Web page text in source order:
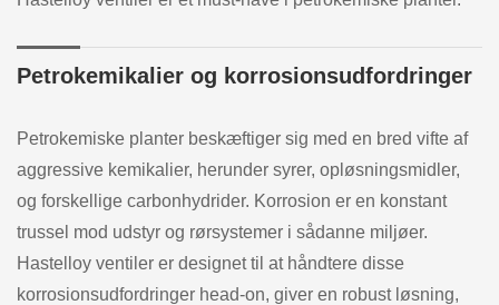
Petrokemikalier og korrosionsudfordringer
Petrokemiske planter beskæftiger sig med en bred vifte af
aggressive kemikalier, herunder syrer, opløsningsmidler,
og forskellige carbonhydrider. Korrosion er en konstant
trussel mod udstyr og rørsystemer i sådanne miljøer.
Hastelloy ventiler er designet til at håndtere disse
korrosionsudfordringer head-on, giver en robust løsning,